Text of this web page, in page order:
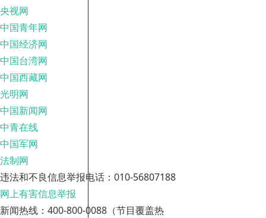
央视网
中国青年网
中国经济网
中国台湾网
中国西藏网
光明网
中国新闻网
中青在线
中国军网
法制网
违法和不良信息举报电话：010-56807188
网上有害信息举报
新闻热线：400-800-0088（节目覆盖热